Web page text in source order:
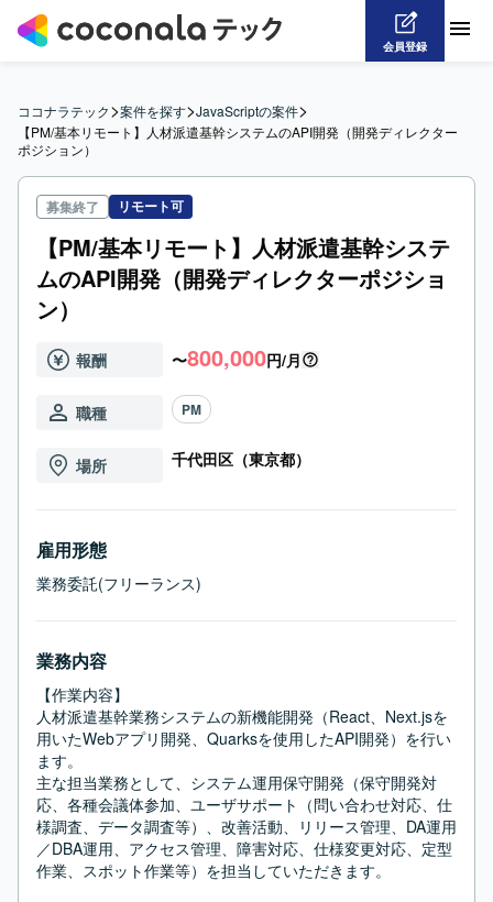
会員登録
ココナラテック>案件を探す>JavaScriptの案件>
【PM/基本リモート】人材派遣基幹システムのAPI開発（開発ディレクター
ポジション）
募集終了 リモート可
【PM/基本リモート】人材派遣基幹システ
ムのAPI開発（開発ディレクターポジショ
ン）
報酬 〜800,000円/月
職種 PM
場所 千代田区（東京都）
雇用形態
業務委託(フリーランス)
業務内容
【作業内容】
人材派遣基幹業務システムの新機能開発（React、Next.jsを
用いたWebアプリ開発、Quarksを使用したAPI開発）を行い
ます。
主な担当業務として、システム運用保守開発（保守開発対
応、各種会議体参加、ユーザサポート（問い合わせ対応、仕
様調査、データ調査等）、改善活動、リリース管理、DA運用
／DBA運用、アクセス管理、障害対応、仕様変更対応、定型
作業、スポット作業等）を担当していただきます。